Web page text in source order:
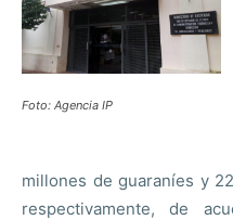
Foto: Agencia IP
millones de guaraníes y
respectivamente, de